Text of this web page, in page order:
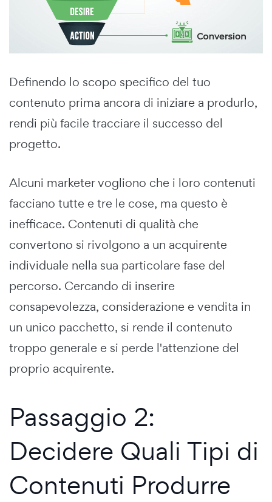
Definendo lo scopo specifico del tuo
contenuto prima ancora di iniziare a produrlo,
rendi più facile tracciare il successo del
progetto.
Alcuni marketer vogliono che i loro contenuti
facciano tutte e tre le cose, ma questo è
inefficace. Contenuti di qualità che
convertono si rivolgono a un acquirente
individuale nella sua particolare fase del
percorso. Cercando di inserire
consapevolezza, considerazione e vendita in
un unico pacchetto, si rende il contenuto
troppo generale e si perde l'attenzione del
proprio acquirente.
Passaggio 2:
Decidere Quali Tipi di
Contenuti Produrre